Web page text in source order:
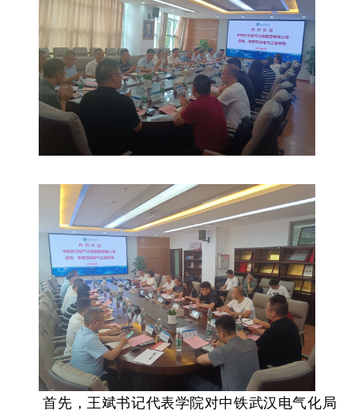
首先，王斌书记代表学院对中铁武汉电气化局